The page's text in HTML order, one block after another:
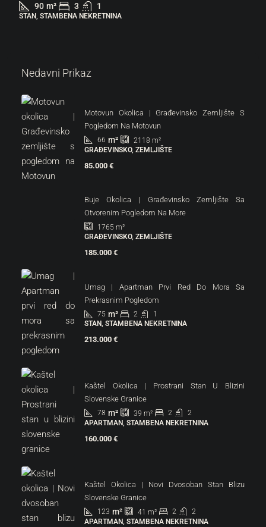
90 m² 3 1
STAN, STAMBENA NEKRETNINA
Nedavni Prikaz
Motovun Okolica | Građevinsko Zemljište S
Pogledom Na Motovun
66 m² 2118 m²
GRAĐEVINSKO, ZEMLJIŠTE
85.000 €
Buje Okolica | Građevinsko Zemljište Sa
Otvorenim Pogledom Na More
1765 m²
GRAĐEVINSKO, ZEMLJIŠTE
185.000 €
Umag | Apartman Prvi Red Do Mora Sa
Prekrasnim Pogledom
75 m² 2
1
STAN, STAMBENA NEKRETNINA
213.000 €
Kaštel Okolica | Prostrani Stan U Blizini
Slovenske Granice
78 m² 39 m² 2
2
APARTMAN, STAMBENA NEKRETNINA
160.000 €
Kaštel Okolica | Novi Dvosoban Stan Blizu
Slovenske Granice
123 m² 41 m² 2
2
APARTMAN, STAMBENA NEKRETNINA